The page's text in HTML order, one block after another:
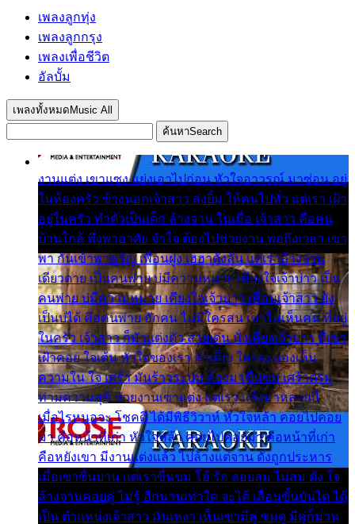
เพลงลูกทุ่ง
เพลงลูกกรุง
เพลงเพื่อชีวิต
อัลบั้ม
เพลงทั้งหมด Music All
ค้นหาSearch
งานแต่ง เขาแซง แย่งเอาไปก่อน หัวใจอาวรณ์ มาซ่อน อยู่
ในห้องครัว ข้างนอกเจ้าสาว ส่งยิ้ม ให้คนไปทั่ว แต่เรา เฝ้า
อยู่ในครัว ทำตัวเป็นเด็ก ล้างจาน ในเมื่อ เจ้าสาว คือคน
บ้านใกล้ พึ่งพาอาศัย จำใจ ต้องไปช่วยงาน พอถึงเวลา เขา
พา กันเข้าพาขวัญ เพื่อนฝูง เฮฮาดังลั่น แต่เราล้างจาน
เดียวดาย เป็นคนพ่าย บ่มีความหมาย เคียงใจเจ้าบ่าว เป็น
คนพ่าย บ่มีความหมาย เคียงใจเจ้าบ่าว เพื่อนเจ้าสาว ยัง
เป็นบ่ได้ คือคนพ่าย ฮักคน ไม่มีใครสน เขาไม่เห็นคน ที่อยู่
ในครัว เจ้าสาว ก็มัวแต่งตัว สวยเด่น นั่งเคียงเจ้าบ่าว ที่เขา
เฝ้าคอย ใจเต้น หัวใจของเรา ลำเค็ญ ใครจะมองเห็น
ความใน ใจ เศร้า มันร้าวระบม ต้องมาขื่นขม เศร้าตรม
ท่ามความสุขี ช่วยงานเขาแต่ง แต่เรา แล้งมาหลายปี
เมื่อไรหนอจะ โชคดี ได้มีพิธีวิวาห์ หัวใจหล้า คอยไปคอย
มา คือหน้าที่เก่า หัวใจหล้า คอยไปคอยมา คือหน้าที่เก่า
คือหยังเขา มีงานแต่งแล้ว ไปล้างแต่จาน ดั่งถูกประหาร
เมื่อเขาชื่นบาน แต่เราขื่นขม โอ้ รัก ลอยลม ไม่สม ดัง ใจ
ล้างจานคอยคู่ ไม่รู้ อีกนานเท่าใด จะได้ เลื่อนขั้นบันได ได้
เป็น ตำแหน่งเจ้าสาว มันเหงา เห็นเขามีคู่ ซมดู มีคู่ก็ม่วน